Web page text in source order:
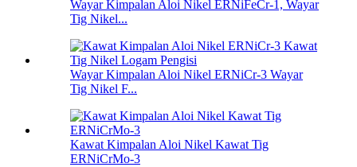
Wayar Kimpalan Aloi Nikel ERNiFeCr-1, Wayar
Tig Nikel...
Wayar Kimpalan Aloi Nikel ERNiCr-3 Wayar
Tig Nikel F...
Kawat Kimpalan Aloi Nikel Kawat Tig
ERNiCrMo-3